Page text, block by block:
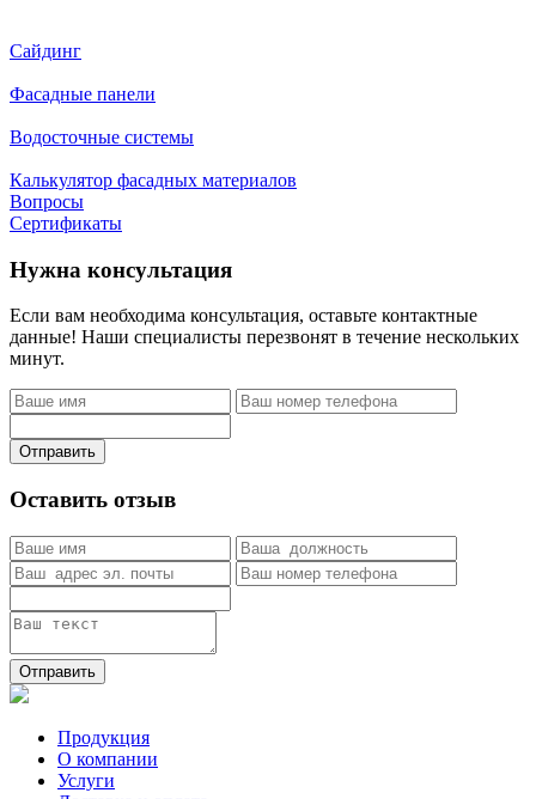
Сайдинг
Фасадные панели
Водосточные системы
Калькулятор фасадных материалов
Вопросы
Сертификаты
Нужна консультация
Если вам необходима консультация, оставьте контактные
данные! Наши специалисты перезвонят в течение нескольких
минут.
Отправить
Оставить отзыв
Отправить
Продукция
О компании
Услуги